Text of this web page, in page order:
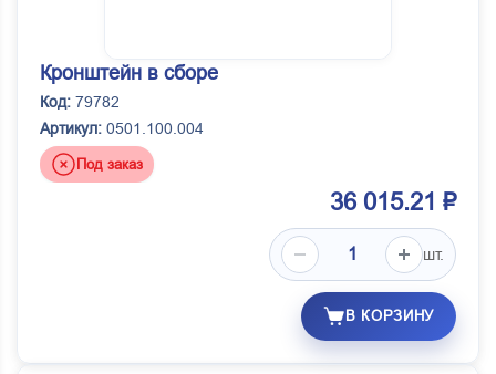
Кронштейн в сборе
Код: 79782
Артикул: 0501.100.004
Под заказ
36 015.21 ₽
шт.
В КОРЗИНУ